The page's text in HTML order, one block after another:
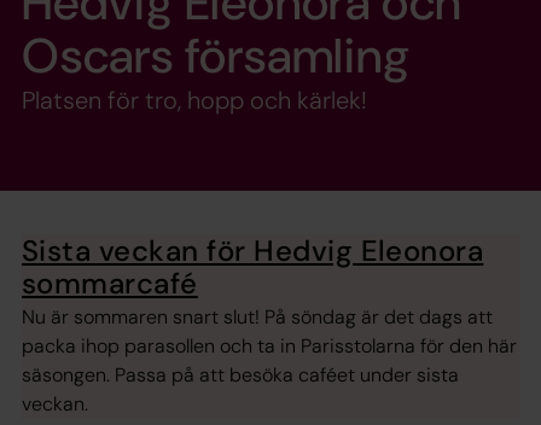
Oscars församling
Platsen för tro, hopp och kärlek!
Sista veckan för Hedvig Eleonora
sommarcafé
Nu är sommaren snart slut! På söndag är det dags att
packa ihop parasollen och ta in Parisstolarna för den här
säsongen. Passa på att besöka caféet under sista
veckan.